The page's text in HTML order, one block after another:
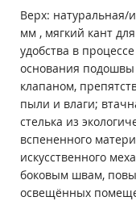
Верх: натуральная/
мм , мягкий кант
удобства в
основания подошвы
клапаном,
пыли и влаги;
стелька из
вспененного
искусственного
боковым швам,
освещённых